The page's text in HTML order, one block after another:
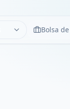
LimpiarBolsa